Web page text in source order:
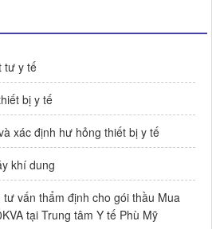
lễ thế giới nuôi con bằng sữa mẹ
hướng dẫn lập hồ sơ công việc
điện tử vào lưu trữ cơ quan
Quyết định 1982/QĐ-BYT ngày
tư y tế
bị y tế
xác định hư hỏng thiết bị y tế
khí dung
vấn thẩm định cho gói thầu Mua
tại Trung tâm Y tế Phù Mỹ